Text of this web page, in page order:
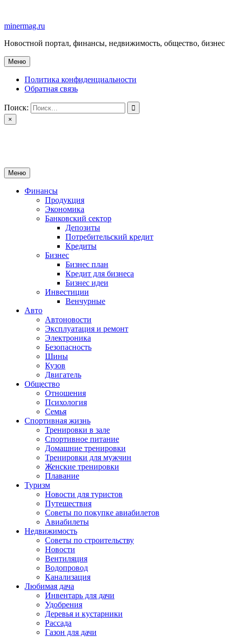
содержимому
minermag.ru
Новостной портал, финансы, недвижимость, общество, бизнес
Меню
Политика конфиденциальности
Обратная связь
Поиск:
×
Меню
Финансы
Продукция
Экономика
Банковский сектор
Депозиты
Потребительский кредит
Кредиты
Бизнес
Бизнес план
Кредит для бизнеса
Бизнес идеи
Инвестиции
Венчурные
Авто
Автоновости
Эксплуатация и ремонт
Электроника
Безопасность
Шины
Кузов
Двигатель
Общество
Отношения
Психология
Семья
Спортивная жизнь
Тренировки в зале
Спортивное питание
Домашние тренировки
Тренировки для мужчин
Женские тренировки
Плавание
Туризм
Новости для туристов
Путешествия
Советы по покупке авиабилетов
Авиабилеты
Недвижимость
Советы по строительству
Новости
Вентиляция
Водопровод
Канализация
Любимая дача
Инвентарь для дачи
Удобрения
Деревья и кустарники
Рассада
Газон для дачи